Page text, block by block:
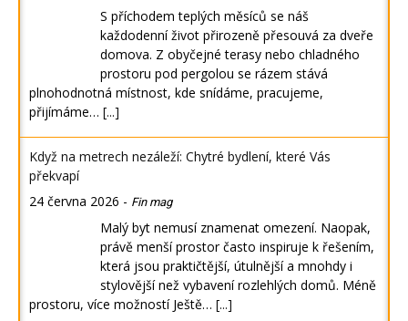
S příchodem teplých měsíců se náš
každodenní život přirozeně přesouvá za dveře
domova. Z obyčejné terasy nebo chladného
prostoru pod pergolou se rázem stává
plnohodnotná místnost, kde snídáme, pracujeme,
přijímáme… [...]
Když na metrech nezáleží: Chytré bydlení, které Vás
překvapí
24 června 2026 - Fin mag
Malý byt nemusí znamenat omezení. Naopak,
právě menší prostor často inspiruje k řešením,
která jsou praktičtější, útulnější a mnohdy i
stylovější než vybavení rozlehlých domů. Méně
prostoru, více možností Ještě… [...]